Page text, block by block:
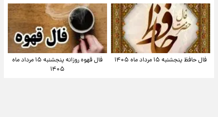
فال حافظ پنجشنبه ۱۵ مرداد ماه ۱۴۰۵
فال قهوه روزانه پنجشنبه ۱۵ مرداد ماه
۱۴۰۵